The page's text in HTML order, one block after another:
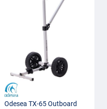
Odesea TX-65 Outboard